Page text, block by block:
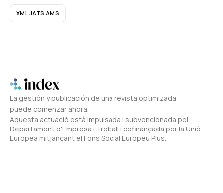
XML JATS AMS
La gestión y publicación de una revista optimizada
puede comenzar ahora.
Aquesta actuació està impulsada i subvencionada pel
Departament d'Empresa i Treball i cofinançada per la Unió
Europea mitjançant el Fons Social Europeu Plus.